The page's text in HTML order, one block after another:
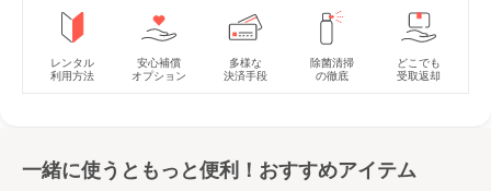
レンタル
利用方法
安心補償
オプション
多様な
決済手段
除菌清掃
の徹底
どこでも
受取返却
一緒に使うともっと便利！おすすめアイテム